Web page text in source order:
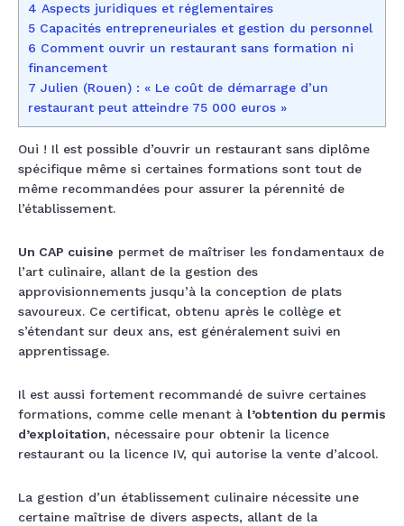
4 Aspects juridiques et réglementaires
5 Capacités entrepreneuriales et gestion du personnel
6 Comment ouvrir un restaurant sans formation ni
financement
7 Julien (Rouen) : « Le coût de démarrage d’un
restaurant peut atteindre 75 000 euros »
Oui ! Il est possible d’ouvrir un restaurant sans diplôme
spécifique même si certaines formations sont tout de
même recommandées pour assurer la pérennité de
l’établissement.
Un CAP cuisine permet de maîtriser les fondamentaux de
l’art culinaire, allant de la gestion des
approvisionnements jusqu’à la conception de plats
savoureux. Ce certificat, obtenu après le collège et
s’étendant sur deux ans, est généralement suivi en
apprentissage.
Il est aussi fortement recommandé de suivre certaines
formations, comme celle menant à l’obtention du permis
d’exploitation, nécessaire pour obtenir la licence
restaurant ou la licence IV, qui autorise la vente d’alcool.
La gestion d’un établissement culinaire nécessite une
certaine maîtrise de divers aspects, allant de la